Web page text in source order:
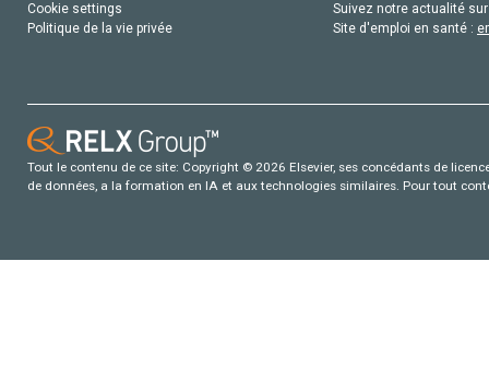
Cookie settings
Politique de la vie privée
Suivez notre actualité
Site d'emploi en santé :
Tout le contenu de ce site: Copyright © 2026 Elsevier, ses concédants de
de données, a la formation en IA et aux technologies similaires. Pour tout